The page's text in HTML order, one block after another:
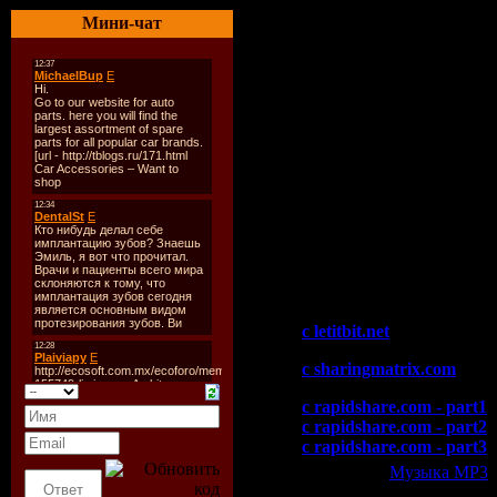
Мини-чат
c letitbit.net
c sharingmatrix.com
c rapidshare.com - part1
c rapidshare.com - part2
c rapidshare.com - part3
Музыка МР3